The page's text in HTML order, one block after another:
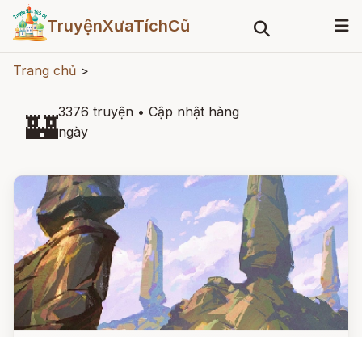
TruyệnXưaTíchCũ
Trang chủ >
🏰3376 truyện • Cập nhật hàng
ngày